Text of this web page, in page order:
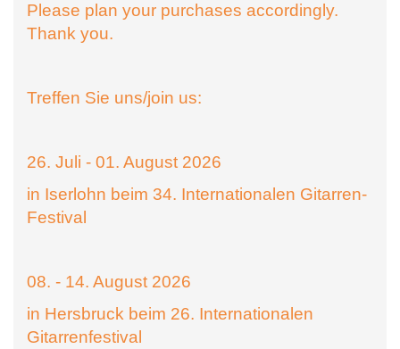
Please plan your purchases accordingly.
Thank you.
Treffen Sie uns/join us:
26. Juli - 01. August 2026
in Iserlohn beim 34. Internationalen Gitarren-
Festival
08. - 14. August 2026
in Hersbruck beim 26. Internationalen
Gitarrenfestival